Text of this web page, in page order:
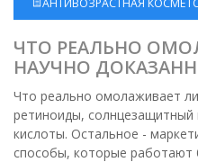
ЧТО РЕАЛЬНО
НАУЧНО
КОТОРЫЕ РАБОТАЮТ
Что реально омолаживает
ретиноиды, солнцезащитный
кислоты. Остальное -
способы, которые работают